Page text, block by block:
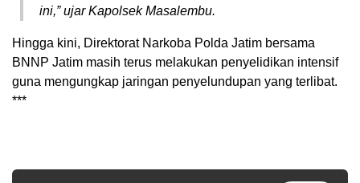
ini,” ujar Kapolsek Masalembu.
Hingga kini, Direktorat Narkoba Polda Jatim bersama
BNNP Jatim masih terus melakukan penyelidikan intensif
guna mengungkap jaringan penyelundupan yang terlibat.
***